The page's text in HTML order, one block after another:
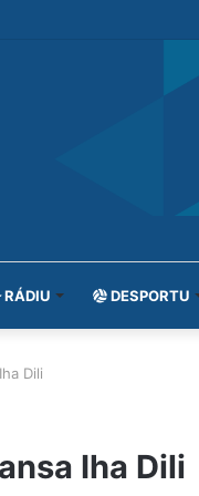
RÁDIU DESPORTU
Dili
Iha Dili